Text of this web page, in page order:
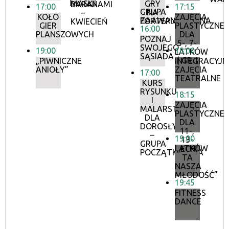
17:00
KOŁO
GIER
PLANSZOWYCH
19:00
„PIWNICZNE
ANIOŁY”
MASKI
BARANAMI
–
KWIECIEŃ
–
GRUPA
ZAAWANSOWANA
GRY
NA
FORTEPIANIE
16:00
POZNAJ
SWOJEGO
SĄSIADA
17:00
KURS
RYSUNKU
I
MALARSTWA
DLA
DOROSŁYCH
–
GRUPA
POCZĄTKUJĄCA
17:15
ZAJĘCIA
PLASTYCZNE
DLA
5-, 7-
LATKÓW
| GR. I
18:00
ZAJĘCIA
TEATRALNE
18:15
ZAJĘCIA
PLASTYCZNE
DLA
11-,
13-
LATKÓW
19:00
„ECH!
TA
NASZA
MŁODOŚĆ”
19:45
FITNESS
DANCE